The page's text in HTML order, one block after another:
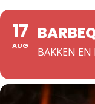
17
AUG BAKKEN EN